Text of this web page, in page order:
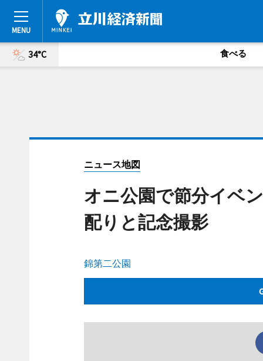
34°C 食べる
ニュース地図
オニ公園で節分イベ
配りと記念撮影
錦第二公園